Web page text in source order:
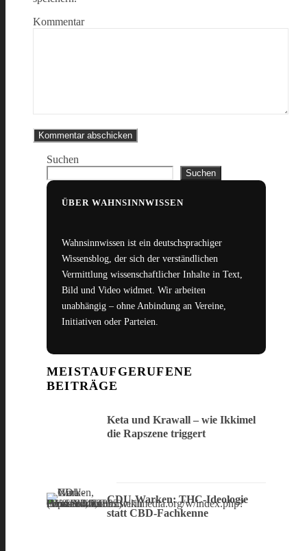
Kommentar
Suchen
Suchen
ÜBER WAHNSINNWISSEN
Wahnsinnwissen ist ein deutschsprachiger
Wissensblog, der sich der verständlichen
Vermittlung wissenschaftlicher Inhalte in Text,
Bild und Video widmet. Wir arbeiten
unabhängig – ohne Anbindung an Vereine,
Initiativen oder Parteien.
MEISTAUFGERUFENE
BEITRÄGE
Keta und Krawall – wie Ikkimel
die Rapszene triggert
CDU-Warken: THC-Ideologie
statt CBD-Fachkenne